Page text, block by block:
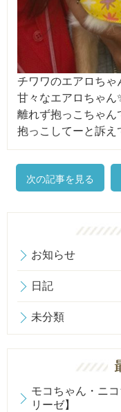
チワワのエアロちゃ
甘々なエアロちゃん
離れず抱っこちゃん
抱っこしてーと訴え
次の記事を見る
お知らせ
日記
未分類
モコちゃん・ニ
リーゼ】